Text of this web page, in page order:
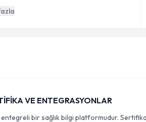
VE ENTEGRASYONLAR
entegreli bir sağlık bilgi platformudur.